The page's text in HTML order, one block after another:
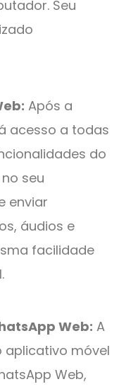
Seu
Após a
acesso a todas
do
seu
enviar
áudios e
facilidade
Web: A
aplicativo móvel
Web,